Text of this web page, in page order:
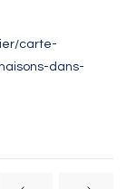
carte-
dans-